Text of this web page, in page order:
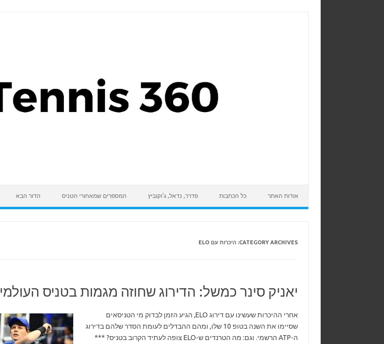
אודות האתר כל הכתבות פדרר, נדאל, ג'וקוביץ המספרים שמאחורי הטניס הדור הבא
CATEGORY ARCHIVES: היכרות עם ELO
יאניק סינר כמשל: הדירוג שחוזה מגמות בטניס העולמי
אחרי ההיכרות שעשינו עם דירוג ELO, הגיע הזמן לבדוק מי הטניסאים
שסיימו את השנה בטופ 10 שלו, ומהם ההבדלים לעומת הסדר שלהם בדירוג
ה-ATP הרשמי. וגם: מה הטרנדים ש-ELO צופה לעתיד הקרוב בטניס? ***